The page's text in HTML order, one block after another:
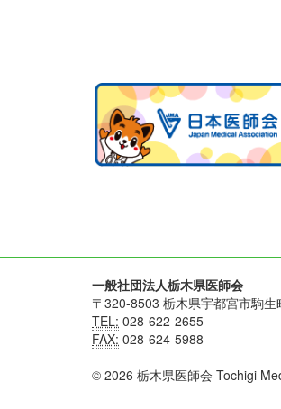
一般社団法人栃木県医師会
〒320-8503 栃木県宇都宮市駒
TEL: 028-622-2655
FAX: 028-624-5988
© 2026 栃木県医師会 Tochigi